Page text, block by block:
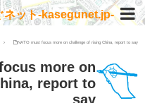
ネット-kasegunet.jp-
NATO must focus more on challenge of rising China, report to say
more on
report to
say